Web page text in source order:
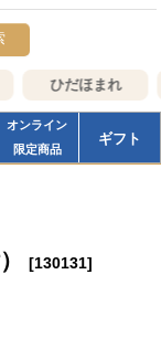
ひだほまれ
オンライン
限定商品
ギフト
[130131]